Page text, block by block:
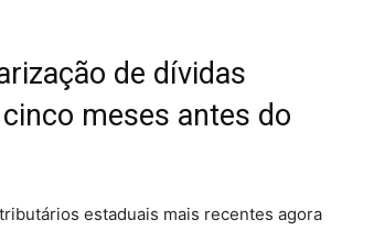
de dívidas
meses antes do
estaduais mais recentes agora